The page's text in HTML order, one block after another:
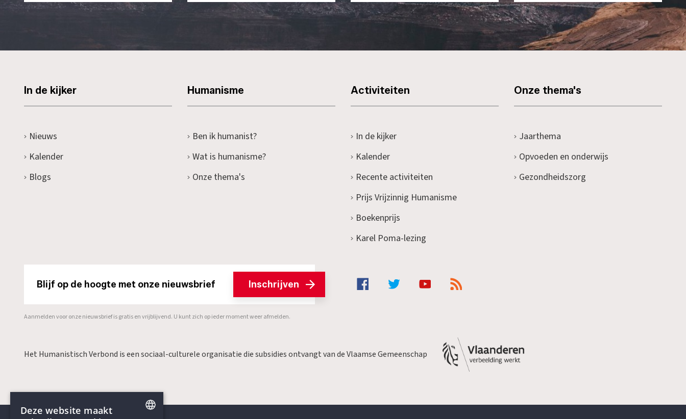
In de kijker
Nieuws
Kalender
Blogs
Humanisme
Ben ik humanist?
Wat is humanisme?
Onze thema's
Activiteiten
In de kijker
Kalender
Recente activiteiten
Prijs Vrijzinnig Humanisme
Boekenprijs
Karel Poma-lezing
Onze thema's
Jaarthema
Opvoeden en onderwijs
Gezondheidszorg
Blijf op de hoogte met onze nieuwsbrief Inschrijven
Aanmelden voor onze nieuwsbrief is gratis en vrijblijvend. U kunt zich op ieder moment weer afmelden.
Het Humanistisch Verbond is een sociaal-culturele organisatie die subsidies ontvangt van de Vlaamse Gemeenschap
Deze website maakt